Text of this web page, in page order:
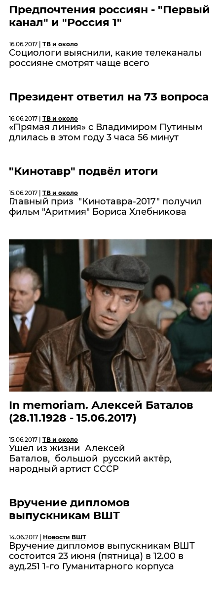
Предпочтения россиян - "Первый
канал" и "Россия 1"
16.06.2017 | ТВ и около
Социологи выяснили, какие телеканалы
россияне смотрят чаще всего
Президент ответил на 73 вопроса
16.06.2017 | ТВ и около
«Прямая линия» с Владимиром Путиным
длилась в этом году 3 часа 56 минут
"Кинотавр" подвёл итоги
15.06.2017 | ТВ и около
Главный приз "Кинотавра-2017" получил
фильм "Аритмия" Бориса Хлебникова
In memoriam. Алексей Баталов
(28.11.1928 - 15.06.2017)
15.06.2017 | ТВ и около
Ушел из жизни Алексей
Баталов, большой русский актёр,
народный артист СССР
Вручение дипломов
выпускникам ВШТ
14.06.2017 | Новости ВШТ
Вручение дипломов выпускникам ВШТ
состоится 23 июня (пятница) в 12.00 в
ауд.251 1-го Гуманитарного корпуса